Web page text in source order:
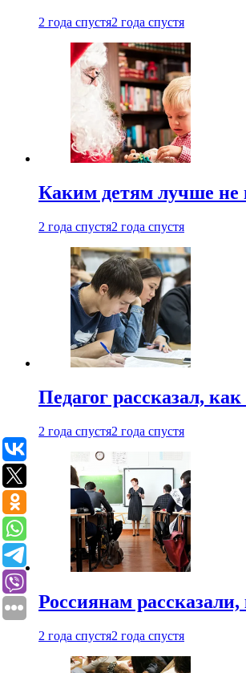
2 года спустя2 года спустя
Каким детям лучше не
2 года спустя2 года спустя
Педагог рассказал,
2 года спустя2 года спустя
Россиянам
2 года спустя2 года спустя